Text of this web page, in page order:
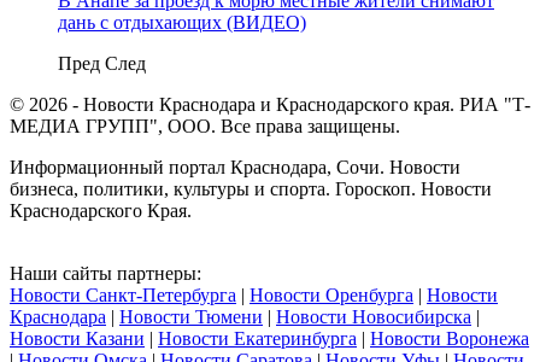
дань с отдыхающих (ВИДЕО)
Пред След
© 2026 - Новости Краснодара и Краснодарского края. РИА "Т-
МЕДИА ГРУПП", ООО. Все права защищены.
Информационный портал Краснодара, Сочи. Новости
бизнеса, политики, культуры и спорта. Гороскоп. Новости
Краснодарского Края.
Наши сайты партнеры:
Новости Санкт-Петербурга | Новости Оренбурга | Новости
Краснодара | Новости Тюмени | Новости Новосибирска |
Новости Казани | Новости Екатеринбурга | Новости Воронежа